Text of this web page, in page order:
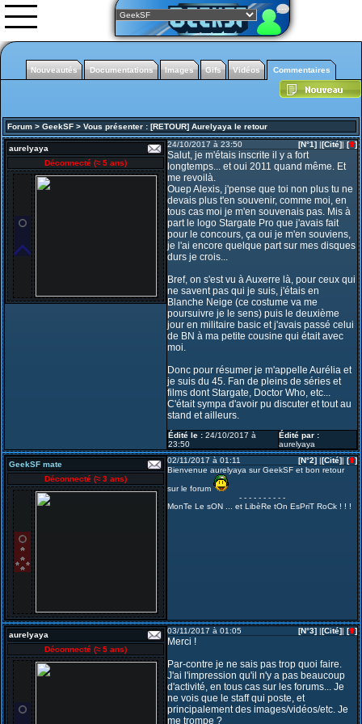
Documentations
Images
Gifs animés
Vidéos
0rgani
Nouveautés Documentations Images Gifs Vidéos Commentaires
Forum > GeekSF > Vous présenter : [RETOUR] Aurelyaya le retour
aurelyaya
Déconnecté (≈ 5 ans)
24/10/2017 à 23:50 [N°1] |[Cité]| [ ]
Salut, je m'étais inscrite il y a fort
longtemps... et oui 2011 quand même. Et
me revoilà.
Ouep Alexis, j'pense que toi non plus tu ne
devais plus t'en souvenir, comme moi, en
tous cas moi je m'en souvenais pas. Mis à
part le logo Stargate Pro que j'avais fait
pour le concours, ça oui je m'en souviens,
je l'ai encore quelque part sur mes disques
durs je crois...
Bref, on s'est vu à Auxerre là, pour ceux qui
ne savent pas qui je suis, j'étais en
Blanche Neige (ce costume va me
poursuivre je le sens) puis le deuxième
jour en militaire basic et j'avais passé celui
de BN à ma petite cousine qui était avec
moi.
Donc pour résumer je m'appelle Aurélia et
je suis du 45. Fan de pleins de séries et
films dont Stargate, Doctor Who, etc...
C'était sympa d'avoir pu discuter et tout au
stand et ailleurs.
Édité le : 24/10/2017 à
23:50
Édité par :
aurelyaya
GeekSF mate
Déconnecté (≈ 3 ans)
02/11/2017 à 01:11 [N°2] |[Cité]| [
]
Bienvenue aurelyaya sur GeekSF et bon retour
sur le forum
- - - - - - - - - -
MonTe Le sON ... et LibèRe tOn EsPriT RoCk ! ! !
aurelyaya
Déconnecté (≈ 5 ans)
03/11/2017 à 01:05 [N°3] |[Cité]| [ ]
Merci !
Par-contre je ne sais pas trop quoi faire.
J'ai l'impression qu'il n'y a pas beaucoup
d'activité, en tous cas sur les forums... Je
ne vois que le staff qui poste, et
principalement des images/vidéos/etc. Je
me trompe ?